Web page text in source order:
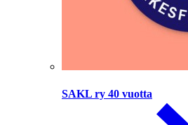
SAKL ry 40 vuotta